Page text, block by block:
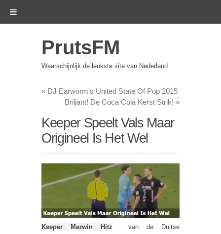
PrutsFM
Waarschijnlijk de leukste site van Nederland
« DJ Earworm’s United State Of Pop 2015
Briljant! De Coca Cola Kerst Strik! »
Keeper Speelt Vals Maar
Origineel Is Het Wel
Keeper Marwin Hitz van de Duitse